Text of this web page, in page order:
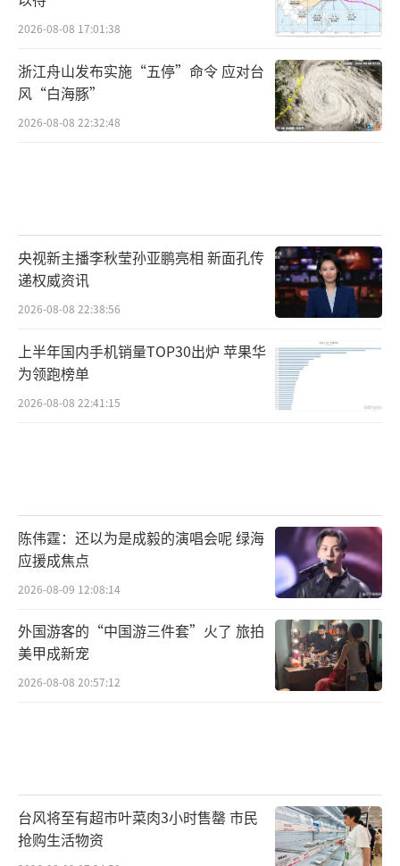
2026-08-08 17:01:38
浙江舟山发布实施“五停”命令 应对台
风“白海豚”
2026-08-08 22:32:48
央视新主播李秋莹孙亚鹏亮相 新面孔传
递权威资讯
2026-08-08 22:38:56
上半年国内手机销量TOP30出炉 苹果华
为领跑榜单
2026-08-08 22:41:15
陈伟霆：还以为是成毅的演唱会呢 绿海
应援成焦点
2026-08-09 12:08:14
外国游客的“中国游三件套”火了 旅拍
美甲成新宠
2026-08-08 20:57:12
台风将至有超市叶菜肉3小时售罄 市民
抢购生活物资